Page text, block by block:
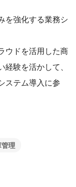
を強化する業務シ
ウドを活用した商
験を活かして、
ステム導入に参
理